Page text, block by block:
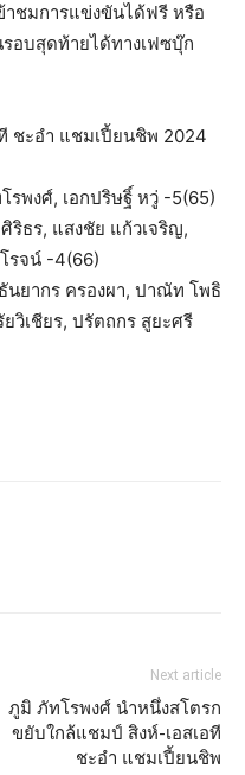
ชมการแข่งขันได้ฟรี หรือ
อบสุดท้ายได้ทางเฟซบุ๊ก
ชะอำ แชมเปี้ยนชิพ 2024
รพงศ์, เอกปริษฐิ์ หวู่ -5(65)
ธร, แสงชัย แก้วเจริญ,
รจน์ -4(66)
ยากร ครองผา, ปาณัท โพธิ
วิเชียร, ปรัตถกร สูยะศรี
Next article
ภูมิ ภัทโรพงศ์ นำหนึ่งสโตรก
ขยับใกล้แชมป์ สิงห์-เอสเอที
ชะอำ แชมเปี้ยนชิพ